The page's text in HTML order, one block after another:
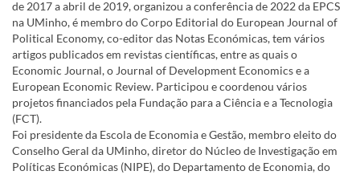
de 2017 a abril de 2019, organizou a conferência de 2022 da EPCS
na UMinho, é membro do Corpo Editorial do European Journal of
Political Economy, co-editor das Notas Económicas, tem vários
artigos publicados em revistas científicas, entre as quais o
Economic Journal, o Journal of Development Economics e a
European Economic Review. Participou e coordenou vários
projetos financiados pela Fundação para a Ciência e a Tecnologia
(FCT).
Foi presidente da Escola de Economia e Gestão, membro eleito do
Conselho Geral da UMinho, diretor do Núcleo de Investigação em
Políticas Económicas (NIPE), do Departamento de Economia, do